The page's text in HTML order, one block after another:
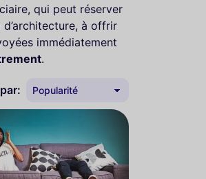
qui peut réserver
à offrir
immédiatement
.